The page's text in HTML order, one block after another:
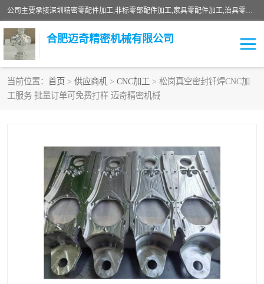
公司主要承接深圳精密零配件加工,非标零部配件加工,家具零配件加工,治具零配件加工,安徽精密零配件加工等各种各种精密机械加工，欢迎来来电咨询！
合肥迈奇精密机械有限公司
当前位置： 首页 > 供应商机 > CNC加工 > 松岗真空密封钎焊CNC加
工服务 批量订单可免费打样 迈奇精密机械
铣床加工 精密零配件加工
家具零配件加工 数控精密机加工
零部件机加工 机床零件加工
CNC加工 数控机床加工
不锈钢加工